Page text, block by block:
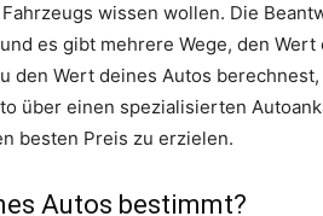
wissen wollen. Die
es gibt mehrere Wege, den
den Wert deines Autos
über einen spezialisierten
besten Preis zu erzielen.
Autos bestimmt?